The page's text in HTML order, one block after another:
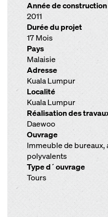
Année de construction
2011
Durée du projet
17 Mois
Pays
Malaisie
Adresse
Kuala Lumpur
Localité
Kuala Lumpur
Réalisation des
Daewoo
Ouvrage
Immeuble de
polyvalents
Type d´ouvrage
Tours